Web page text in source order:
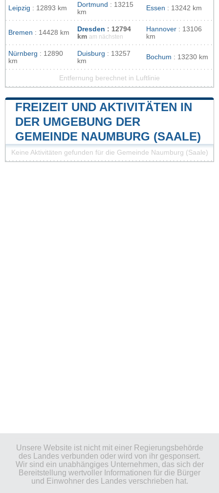
Leipzig : 12893 km Dortmund : 13215
km
Essen : 13242 km
Bremen : 14428 km Dresden : 12794
km am nächsten
Hannover : 13106
km
Nürnberg : 12890
km
Duisburg : 13257
km
Bochum : 13230 km
Entfernung berechnet in Luftlinie
FREIZEIT UND AKTIVITÄTEN IN
DER UMGEBUNG DER
GEMEINDE NAUMBURG (SAALE)
Keine Aktivitäten gefunden für die Gemeinde Naumburg (Saale)
Unsere Website ist nicht mit einer Regierungsbehörde
des Landes verbunden oder wird von ihr gesponsert.
Wir sind ein unabhängiges Unternehmen, das sich der
Bereitstellung wertvoller Informationen für die Bürger
und Einwohner des Landes verschrieben hat.